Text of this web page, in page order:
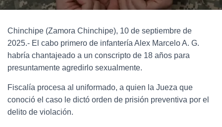
Chinchipe (Zamora Chinchipe), 10 de septiembre de
2025.- El cabo primero de infantería Alex Marcelo A. G.
habría chantajeado a un conscripto de 18 años para
presuntamente agredirlo sexualmente.
Fiscalía procesa al uniformado, a quien la Jueza que
conoció el caso le dictó orden de prisión preventiva por el
delito de violación.